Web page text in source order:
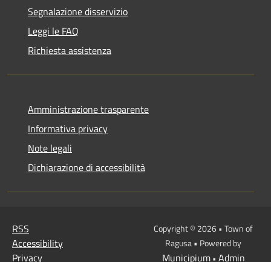
Segnalazione disservizio
Leggi le FAQ
Richiesta assistenza
Amministrazione trasparente
Informativa privacy
Note legali
Dichiarazione di accessibilità
RSS
Accessibility
Privacy
Copyright © 2026 • Town of
Ragusa • Powered by
Municipium• Admin